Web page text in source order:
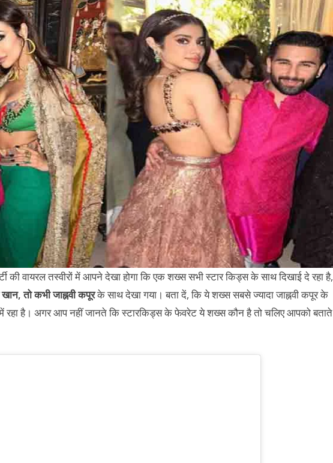
की वायरल तस्वीरों में आपने देखा होगा कि एक शख्स सभी स्टार किड्स के साथ दिखाई दे रहा है,
तो कभी जाह्नवी कपूरके साथ देखा गया। बता दें, कि ये शख्स सबसे ज्यादा जाह्नवी कपूर के
रहा है। अगर आप नहीं जानते कि स्टारकिड्स के फेवरेट ये शख्स कौन है तो चलिए आपको बताते